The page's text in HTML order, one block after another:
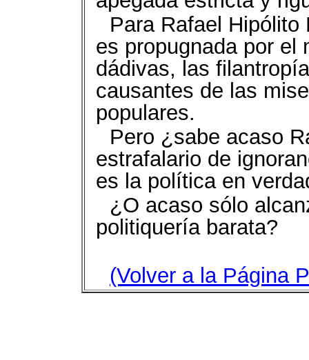
Para Rafael
es propugnada por el
dádivas, las
causantes de las
populares.
Pero ¿sabe acaso
estrafalario de
es la política en
¿O acaso sólo
politiquería barata?
(Volver a la Página